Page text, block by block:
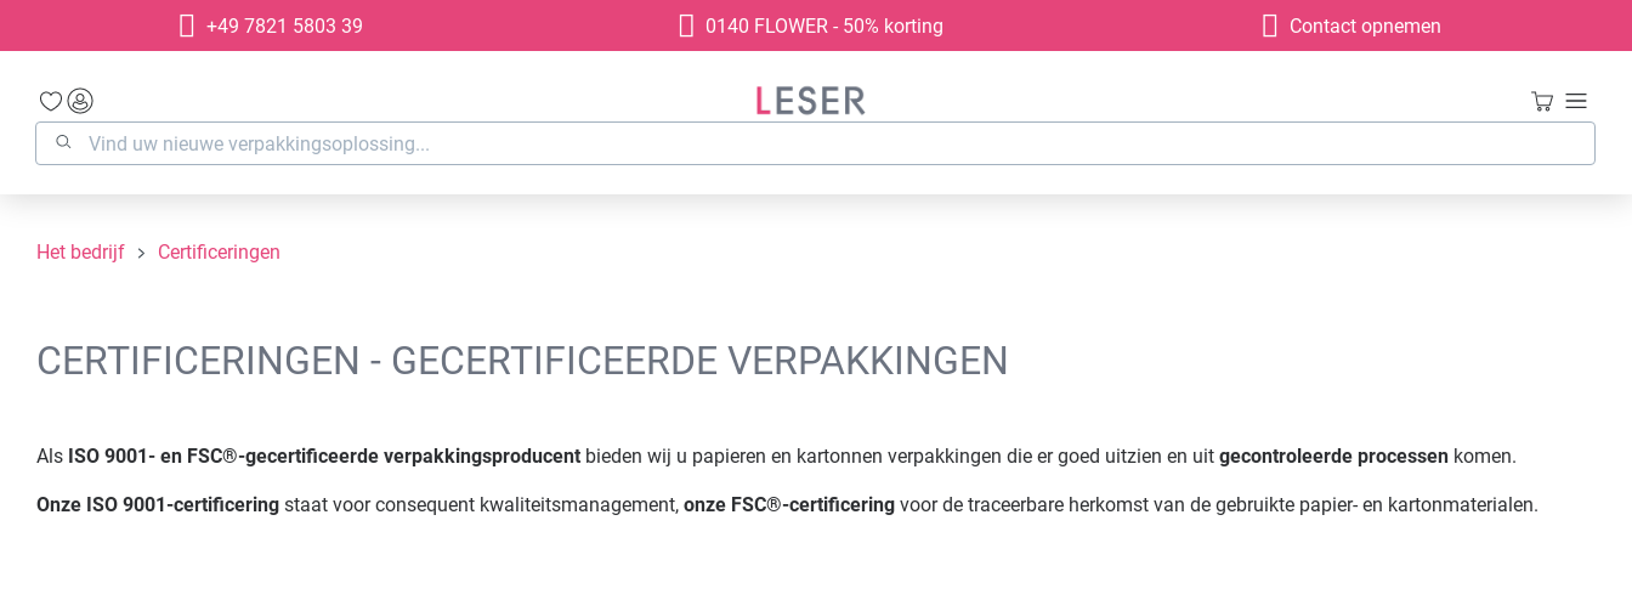
Ga naar de hoofdnavigatie
+49 7821 5803 39 0140 FLOWER - 50% korting Contact opnemen
Het bedrijf Certificeringen
CERTIFICERINGEN - GECERTIFICEERDE VERPAKKINGEN
Als ISO 9001- en FSC®-gecertificeerde verpakkingsproducent bieden wij u papieren en kartonnen verpakkingen die er goed uitzien en uit gecontroleerde processen komen.
Onze ISO 9001-certificering staat voor consequent kwaliteitsmanagement, onze FSC®-certificering voor de traceerbare herkomst van de gebruikte papier- en kartonmaterialen.